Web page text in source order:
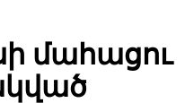
մահացու